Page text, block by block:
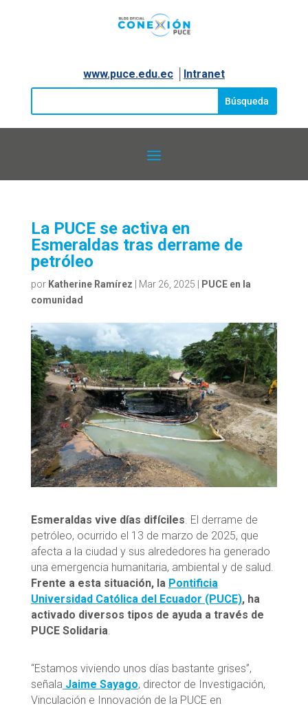
www.puce.edu.ec│ Intranet
La PUCE se activa en
Esmeraldas tras derrame de
petróleo
por Katherine Ramírez Mar 26, 2025
PUCE en la
comunidad
Esmeraldas vive días difíciles. El derrame de
petróleo, ocurrido el 13 de marzo de 2025, que
afecta a la ciudad y sus alrededores ha generado
una emergencia humanitaria, ambiental y de salud.
Frente a esta situación, la Pontificia
Universidad Católica del Ecuador (PUCE), ha
activado diversos tipos de ayuda a través de
PUCE Solidaria.
“Estamos viviendo unos días bastante grises”,
señala Jaime Sayago, director de Investigación,
Vinculación e Innovación de la PUCE en